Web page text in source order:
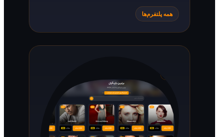
همه پلتفرم‌ها